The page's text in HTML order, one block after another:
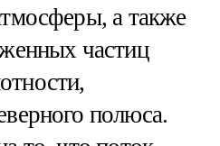
а также
частиц
полюса.